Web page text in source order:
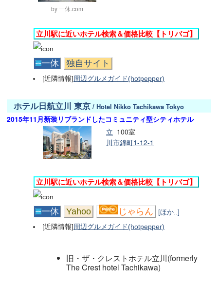
by 一休.com
立川駅に近いホテル検索＆価格比較【トリバゴ】
一休 独自サイト
[近隣情報]周辺グルメガイド(hotpepper)
ホテル日航立川 東京 / Hotel Nikko Tachikawa Tokyo
2015年11月新装リブランドしたコミュニティ型シティホテル
100室
立
川市錦町1-12-1
立川駅に近いホテル検索＆価格比較【トリバゴ】
一休 Yahoo じゃらん
[ほか..]
[近隣情報]周辺グルメガイド(hotpepper)
旧・ザ・クレストホテル立川(formerly
The Crest hotel Tachikawa)